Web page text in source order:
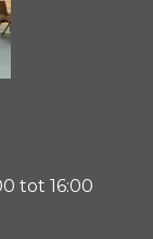
tot 16:00